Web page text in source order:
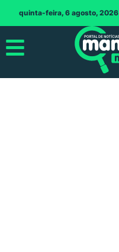
quinta-feira, 6 agosto, 2026